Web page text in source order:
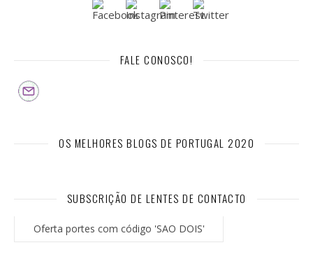
FALE CONOSCO!
OS MELHORES BLOGS DE PORTUGAL 2020
SUBSCRIÇÃO DE LENTES DE CONTACTO
Oferta portes com código 'SAO DOIS'